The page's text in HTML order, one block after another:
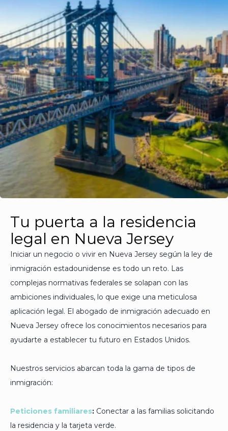
Tu puerta a la residencia
legal en Nueva Jersey
Iniciar un negocio o vivir en Nueva Jersey según la ley de
inmigración estadounidense es todo un reto. Las
complejas normativas federales se solapan con las
ambiciones individuales, lo que exige una meticulosa
aplicación legal. El abogado de inmigración adecuado en
Nueva Jersey ofrece los conocimientos necesarios para
ayudarte a establecer tu futuro en Estados Unidos.
Nuestros servicios abarcan toda la gama de tipos de
inmigración:
Peticiones familiares: Conectar a las familias solicitando
la residencia y la tarjeta verde.